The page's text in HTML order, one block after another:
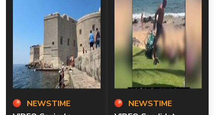
NEWSTIME
NEWSTIME